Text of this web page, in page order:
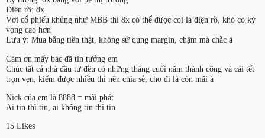
Điên rồ: 8x
Với cổ phiếu khủng như MBB thì 8x có thể được coi là điện rồ, khó có kỳ
vọng cao hơn
Lưu ý: Mua bằng tiền thật, không sử dụng margin, chậm mà chắc á
Cám ơn mấy bác đã tin tưởng em
Chúc tất cả nhà đầu tư đều có những tháng cuối năm thành công và cái tết
trọn vẹn, kiếm được nhiều thì nên chia sẻ, cho đi là còn mãi á
Nick của em là 8888 = mãi phát
Ai tin thì tin, ai không tin thì tin
15 Likes